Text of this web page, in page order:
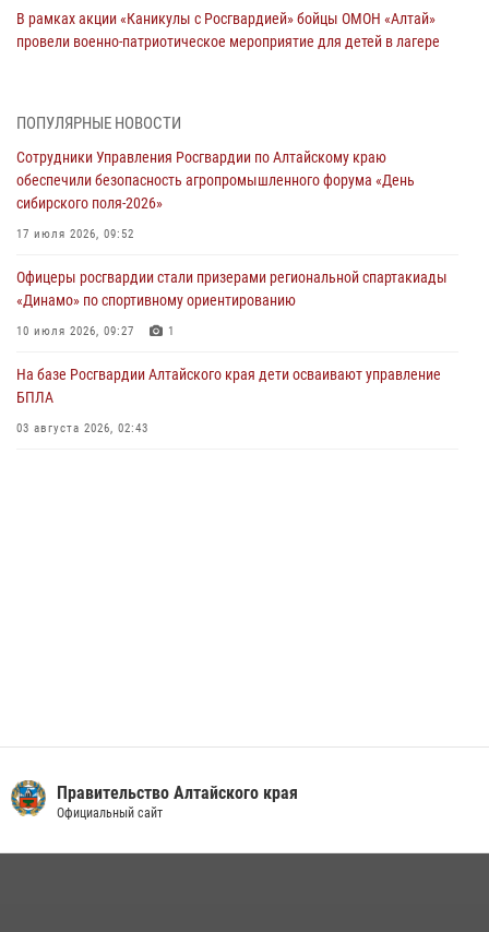
В рамках акции «Каникулы с Росгвардией» бойцы ОМОН «Алтай»
провели военно-патриотическое мероприятие для детей в лагере
акции «Коробка храбрости»
Сотрудники Росгвардии провели встречу с юными пограничниками
03 июля 2026, 04:03
Управление Росгвардии по Алтайскому краю провело для детей
02 июля 2026, 00:55
В краевом управлении вневедомственной охраны Росгвардии по
ПОПУЛЯРНЫЕ НОВОСТИ
Сотрудники Управления Росгвардии по Алтайскому краю
обеспечили безопасность агропромышленного форума «День
сибирского поля-2026»
17 июля 2026, 09:52
Офицеры росгвардии стали призерами региональной спартакиады
«Динамо» по спортивному ориентированию
10 июля 2026, 09:27 1
На базе Росгвардии Алтайского края дети осваивают управление
БПЛА
03 августа 2026, 02:43
Правительство Алтайского края
Официальный сайт